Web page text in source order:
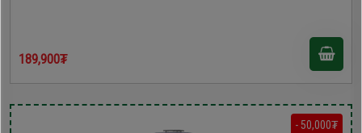
189,900₮
- 50,000₮